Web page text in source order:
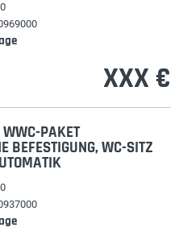
XXX €
PAKET
BEFESTIGUNG, WC-SITZ